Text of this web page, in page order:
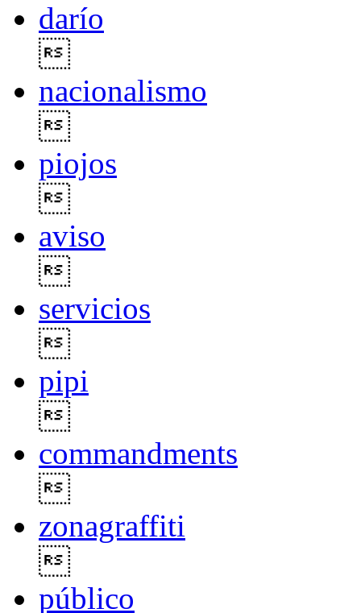
darío
nacionalismo
piojos
aviso
servicios
pipi
commandments
zonagraffiti
público